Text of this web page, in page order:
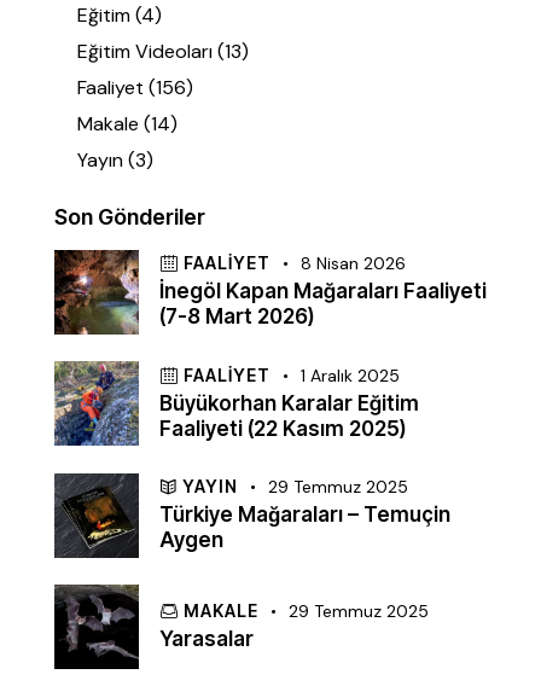
Eğitim(4)
Eğitim Videoları(13)
Faaliyet (156)
Makale (14)
Yayın(3)
Son Gönderiler
FAALIYET 8 Nisan 2026
İnegöl Kapan Mağaraları Faaliyeti
(7-8 Mart 2026)
FAALIYET 1 Aralık 2025
Büyükorhan Karalar Eğitim
Faaliyeti (22 Kasım 2025)
YAYIN 29 Temmuz 2025
Türkiye Mağaraları – Temuçin
Aygen
MAKALE 29 Temmuz 2025
Yarasalar